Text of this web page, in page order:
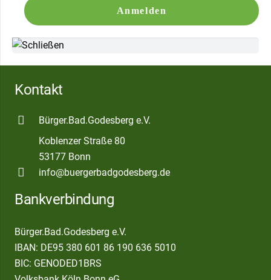
Kontakt
Bürger.Bad.Godesberg e.V.
Koblenzer Straße 80
53177 Bonn
info@buergerbadgodesberg.de
Bankverbindung
Bürger.Bad.Godesberg e.V.
IBAN: DE95 380 601 86 190 636 5010
BIC: GENODED1BRS